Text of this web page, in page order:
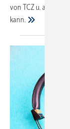
von TCZ u. a.
kann.